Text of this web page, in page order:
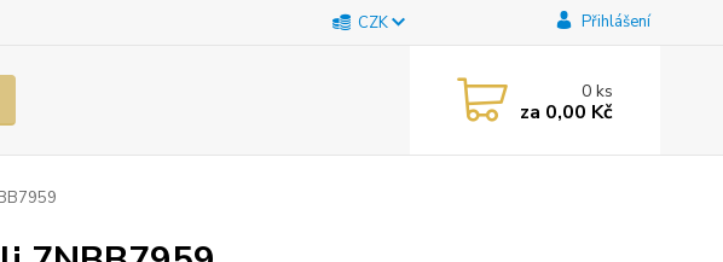
CZK Přihlášení
0ks
za 0,00 Kč